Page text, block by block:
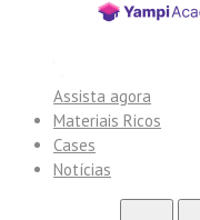
Assista agora
Materiais Ricos
Cases
Notícias